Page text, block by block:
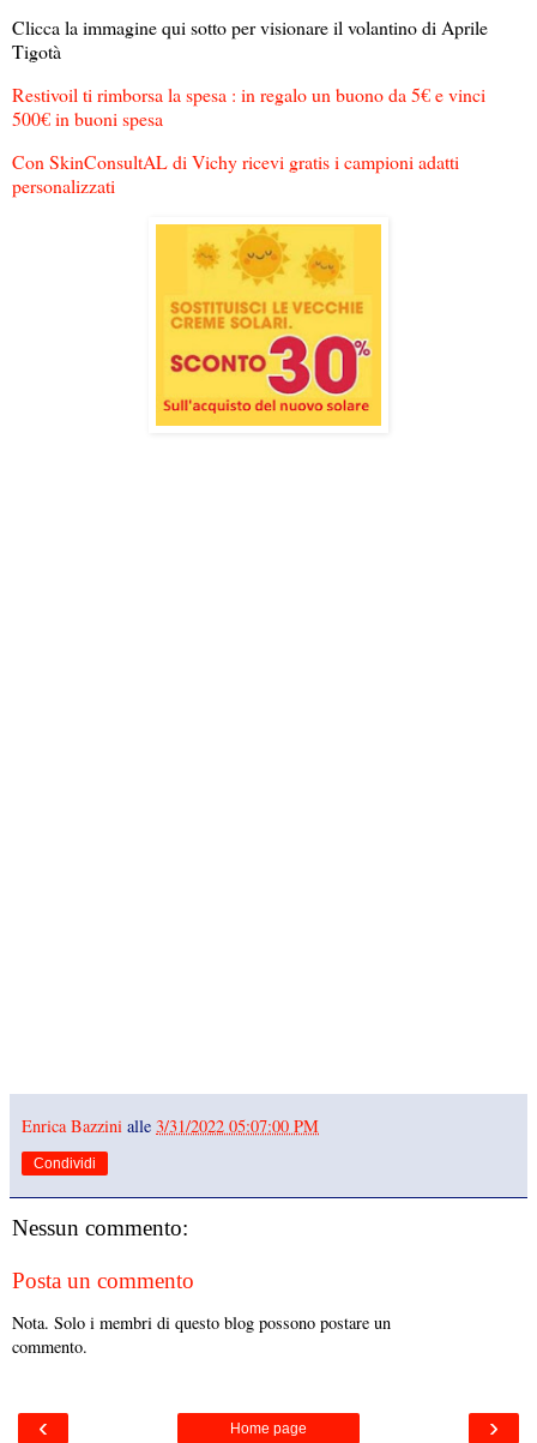
Clicca la immagine qui sotto per visionare il volantino di Aprile
Tigotà
Restivoil ti rimborsa la spesa : in regalo un buono da 5€ e vinci
500€ in buoni spesa
Con SkinConsultAL di Vichy ricevi gratis i campioni adatti
personalizzati
Enrica Bazzini alle 3/31/2022 05:07:00 PM
Condividi
Nessun commento:
Posta un commento
Nota. Solo i membri di questo blog possono postare un
commento.
‹ ›
Home page